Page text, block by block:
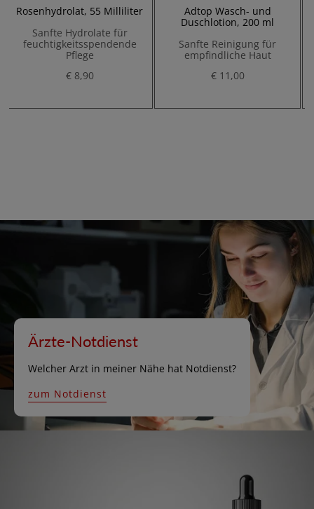
Rosenhydrolat, 55 Milliliter
Sanfte Hydrolate für
feuchtigkeitsspendende
Pflege
€ 8,90
Adtop Wasch- und
Duschlotion, 200 ml
Sanfte Reinigung für
empfindliche Haut
€ 11,00
Ärzte-Notdienst
Welcher Arzt in meiner Nähe hat Notdienst?
zum Notdienst